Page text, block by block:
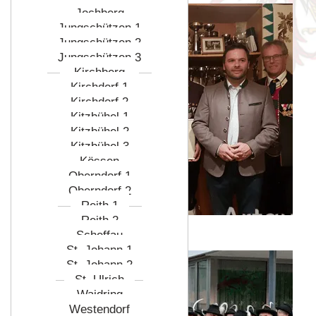
Jochberg
Jungschützen 1
Jungschützen 2
Jungschützen 3
Kirchberg
Kirchdorf 1
Kirchdorf 2
Kitzbühel 1
Kitzbühel 2
Kitzbühel 3
Kössen
Oberndorf 1
Oberndorf 2
Reith 1
Reith 2
Scheffau
St. Johann 1
St. Johann 2
St. Ulrich
Waidring
Westendorf